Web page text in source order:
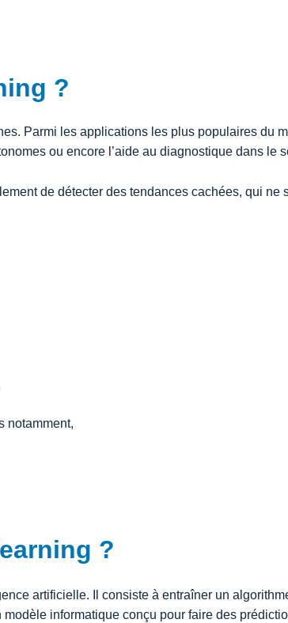
?
Parmi les applications les plus populaires du
ou encore l’aide au diagnostique dans le
de détecter des tendances cachées, qui ne
notamment,
?
artificielle. Il consiste à entraîner un
informatique conçu pour faire des